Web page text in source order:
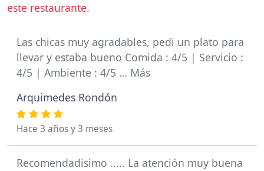
este restaurante.
Las chicas muy agradables, pedi un plato para
llevar y estaba bueno Comida : 4/5 | Servicio :
4/5 | Ambiente : 4/5 … Más
Arquimedes Rondón
Hace 3 años y 3 meses
Recomendadisimo ..... La atención muy buena